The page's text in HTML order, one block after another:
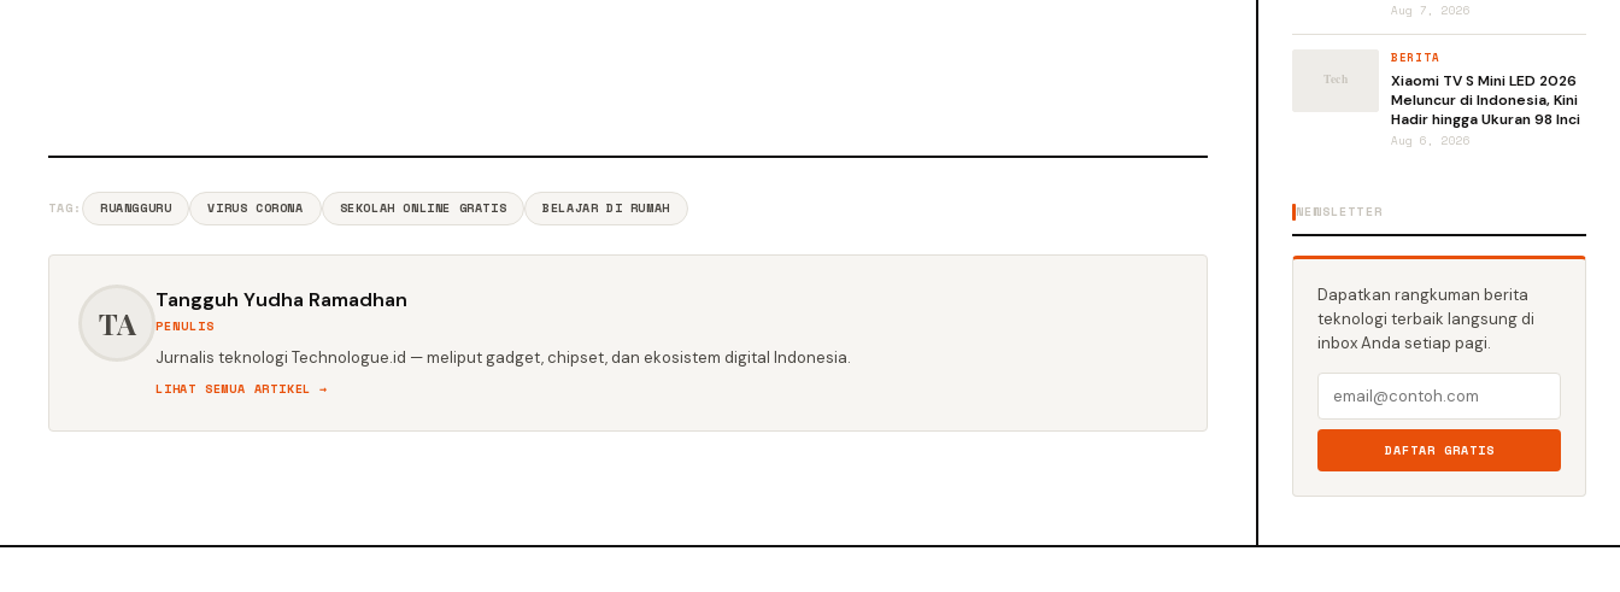
TAG: RUANGGURU VIRUS CORONA SEKOLAH ONLINE GRATIS BELAJAR DI RUMAH
TA
Tangguh Yudha Ramadhan
PENULIS
Jurnalis teknologi Technologue.id — meliput gadget, chipset, dan ekosistem digital Indonesia.
LIHAT SEMUA ARTIKEL →
Aug 7, 2026
BERITA
Xiaomi TV S Mini LED 2026
Meluncur di Indonesia, Kini
Hadir hingga Ukuran 98 Inci
Aug 6, 2026
NEWSLETTER
Dapatkan rangkuman berita
teknologi terbaik langsung di
inbox Anda setiap pagi.
DAFTAR GRATIS